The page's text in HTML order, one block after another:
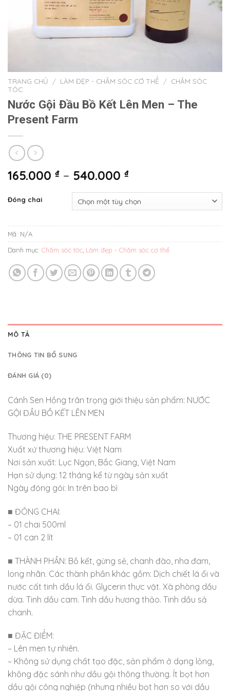
TRANG CHỦ / LÀM ĐẸP - CHĂM SÓC CƠ THỂ / CHĂM SÓC
TÓC
Nước Gội Đầu Bồ Kết Lên Men – The
Present Farm
165.000 ₫ – 540.000 ₫
Đóng chai
Mã: N/A
Danh mục: Chăm sóc tóc, Làm đẹp - Chăm sóc cơ thể
MÔ TẢ
THÔNG TIN BỔ SUNG
ĐÁNH GIÁ (0)
Cánh Sen Hồng trân trọng giới thiệu sản phẩm: NƯỚC
GỘI ĐẦU BỒ KẾT LÊN MEN
Thương hiệu: THE PRESENT FARM
Xuất xứ thương hiệu: Việt Nam
Nơi sản xuất: Lục Ngạn, Bắc Giang, Việt Nam
Hạn sử dụng: 12 tháng kể từ ngày sản xuất
Ngày đóng gói: In trên bao bì
■ ĐÓNG CHAI:
– 01 chai 500ml
– 01 can 2 lít
■ THÀNH PHẦN: Bồ kết, gừng sẻ, chanh đào, nha đam,
long nhãn. Các thành phần khác gồm: Dịch chiết lá ổi và
nước cất tinh dầu lá ổi. Glycerin thực vật. Xà phòng dầu
dừa. Tinh dầu cam. Tinh dầu hương thảo. Tinh dầu sả
chanh.
■ ĐẶC ĐIỂM:
– Lên men tự nhiên.
– Không sử dụng chất tạo đặc, sản phẩm ở dạng lỏng,
không đặc sánh như dầu gội thông thường. Ít bọt hơn
dầu gội công nghiệp (nhưng nhiều bọt hơn so với dầu